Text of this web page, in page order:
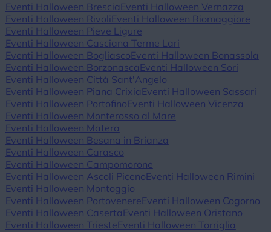
Eventi Halloween Brescia Eventi Halloween Vernazza
Eventi Halloween RivoliEventi Halloween Riomaggiore
Eventi Halloween Pieve Ligure
Eventi Halloween Casciana Terme Lari
Eventi Halloween BogliascoEventi Halloween Bonassola
Eventi Halloween Borzonasca Eventi Halloween Sori
Eventi Halloween Città Sant'Angelo
Eventi Halloween Piana Crixia Eventi Halloween Sassari
Eventi Halloween PortofinoEventi Halloween Vicenza
Eventi Halloween Monterosso al Mare
Eventi Halloween Matera
Eventi Halloween Besana in Brianza
Eventi Halloween Carasco
Eventi Halloween Campomorone
Eventi Halloween Ascoli PicenoEventi Halloween Rimini
Eventi Halloween Montoggio
Eventi Halloween PortovenereEventi Halloween Cogorno
Eventi Halloween Caserta Eventi Halloween Oristano
Eventi Halloween TriesteEventi Halloween Torriglia